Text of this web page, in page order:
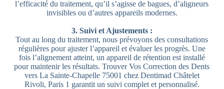
l’efficacité du traitement, qu’il s’agisse de bagues, d’aligneurs
invisibles ou d’autres appareils modernes.
3. Suivi et Ajustements :
Tout au long du traitement, nous prévoyons des consultations
régulières pour ajuster l’appareil et évaluer les progrès. Une
fois l’alignement atteint, un appareil de rétention est installé
pour maintenir les résultats. Trouver Vos Correction des Dents
vers La Sainte-Chapelle 75001 chez Dentimad Châtelet
Rivoli, Paris 1 garantit un suivi complet et personnalisé.